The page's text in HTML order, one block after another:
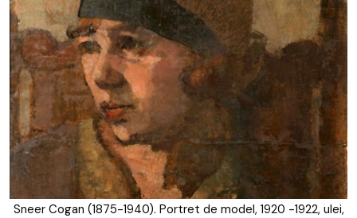
Sneer Cogan (1875-1940). Portret de model, 1920 -1922, ulei,